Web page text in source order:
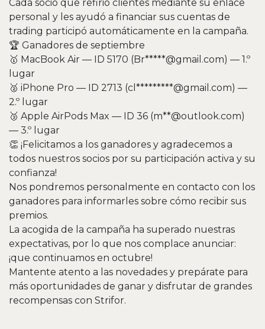
Cada socio que refirió clientes mediante su enlace
personal y les ayudó a financiar sus cuentas de
trading participó automáticamente en la campaña.
🏆 Ganadores de septiembre
🥇 MacBook Air — ID 5170 (Br*****@gmail.com) — 1.º
lugar
🥈 iPhone Pro — ID 2713 (cl*********@gmail.com) —
2.º lugar
🥉 Apple AirPods Max — ID 36 (m**@outlook.com)
— 3.º lugar
👏 ¡Felicitamos a los ganadores y agradecemos a
todos nuestros socios por su participación activa y su
confianza!
Nos pondremos personalmente en contacto con los
ganadores para informarles sobre cómo recibir sus
premios.
La acogida de la campaña ha superado nuestras
expectativas, por lo que nos complace anunciar:
¡que continuamos en octubre!
Mantente atento a las novedades y prepárate para
más oportunidades de ganar y disfrutar de grandes
recompensas con Strifor.